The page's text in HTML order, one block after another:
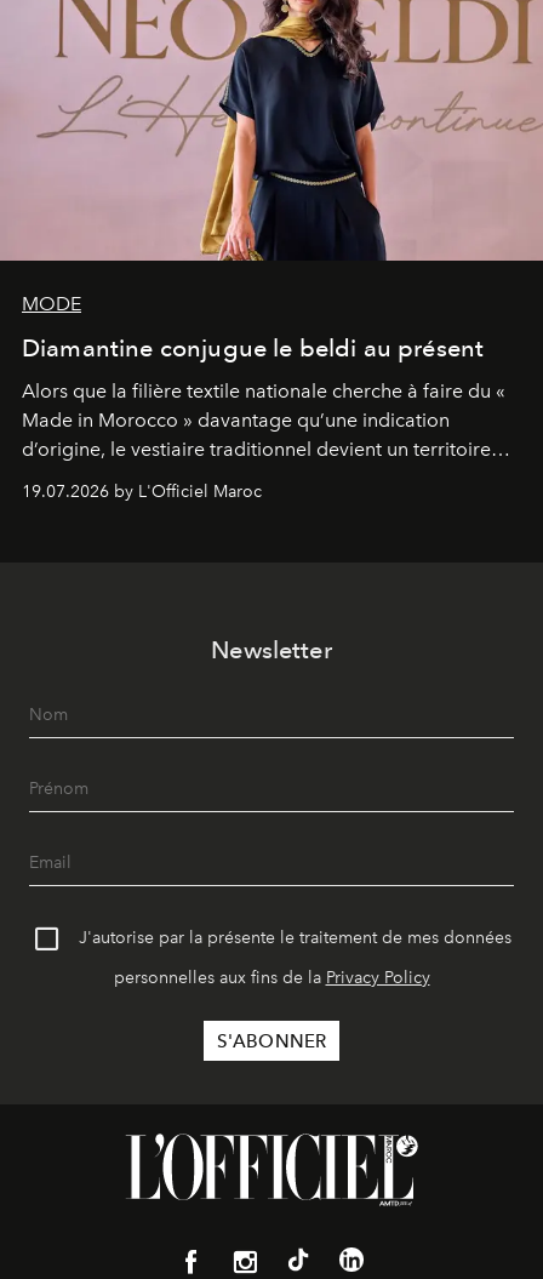
MODE
Diamantine conjugue le beldi au présent
Alors que la filière textile nationale cherche à faire du «
Made in Morocco » davantage qu’une indication
d’origine, le vestiaire traditionnel devient un territoire
d’expérimentation. Avec Néo Beldi, Diamantine en
révise les proportions et les usages pour l’inscrire dans
19.07.2026 by L'Officiel Maroc
Newsletter
J'autorise par la présente le traitement de mes données
personnelles aux fins de la Privacy Policy